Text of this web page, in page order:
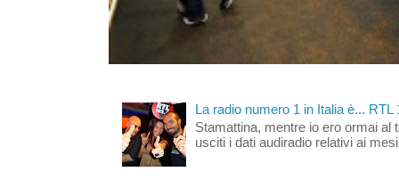
La radio numero 1 in Italia è... RTL
Stamattina, mentre io ero ormai al
usciti i dati audiradio relativi ai